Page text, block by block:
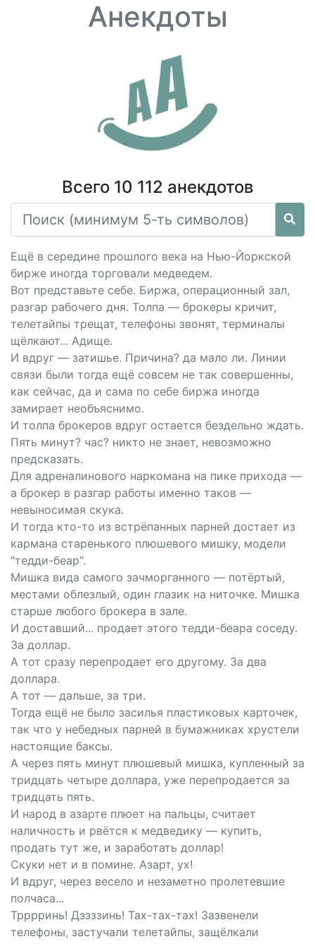
Анекдоты
Всего 10 112 анекдотов
Ещё в середине прошлого века на Нью-Йоркской
бирже иногда торговали медведем.
Вот представьте себе. Биржа, операционный зал,
разгар рабочего дня. Толпа — брокеры кричит,
телетайпы трещат, телефоны звонят, терминалы
щёлкают... Адище.
И вдруг — затишье. Причина? да мало ли. Линии
связи были тогда ещё совсем не так совершенны,
как сейчас, да и сама по себе биржа иногда
замирает необъяснимо.
И толпа брокеров вдруг остается бездельно ждать.
Пять минут? час? никто не знает, невозможно
предсказать.
Для адреналинового наркомана на пике прихода —
а брокер в разгар работы именно таков —
невыносимая скука.
И тогда кто-то из встрёпанных парней достает из
кармана старенького плюшевого мишку, модели
"тедди-беар".
Мишка вида самого зачморганного — потёртый,
местами облезлый, один глазик на ниточке. Мишка
старше любого брокера в зале.
И доставший... продает этого тедди-беара соседу.
За доллар.
А тот сразу перепродает его другому. За два
доллара.
А тот — дальше, за три.
Тогда ещё не было засилья пластиковых карточек,
так что у небедных парней в бумажниках хрустели
настоящие баксы.
А через пять минут плюшевый мишка, купленный за
тридцать четыре доллара, уже перепродается за
тридцать пять.
И народ в азарте плюет на пальцы, считает
наличность и рвётся к медведику — купить,
продать тут же, и заработать доллар!
Скуки нет и в помине. Азарт, ух!
И вдруг, через весело и незаметно пролетевшие
полчаса...
Трррринь! Дззззинь! Тах-тах-тах! Зазвенели
телефоны, застучали телетайпы, защёлкали